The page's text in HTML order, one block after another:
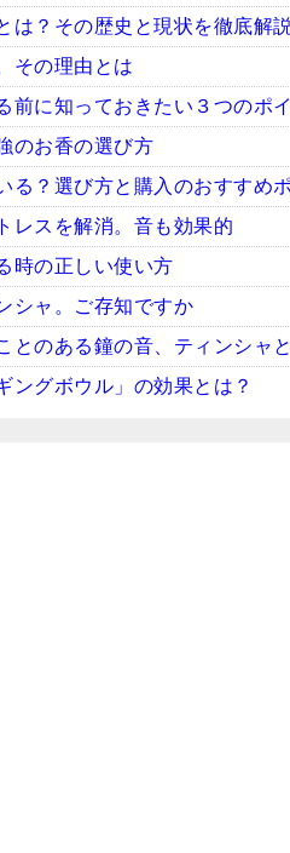
は？その歴史と現状を徹底解説
その理由とは
前に知っておきたい３つのポ
のお香の選び方
る？選び方と購入のおすすめ
レスを解消。音も効果的
時の正しい使い方
シャ。ご存知ですか
とのある鐘の音、ティンシャ
ングボウル」の効果とは？